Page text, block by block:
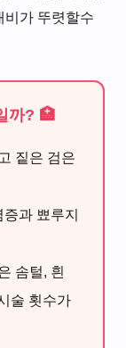
비가 뚜렷할수
까? 🏥
짙은 검은
과 뾰루지
솜털, 흰
술 횟수가